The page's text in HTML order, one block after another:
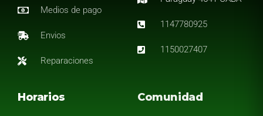
Medios de pago
Envios
Reparaciones
1147780925
1150027407
Horarios Comunidad